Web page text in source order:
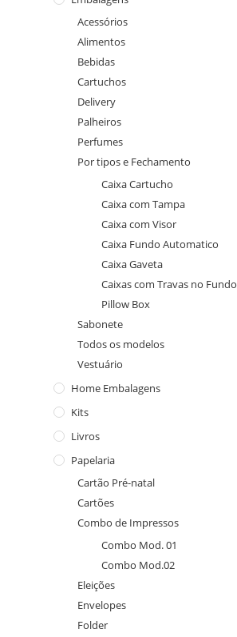
Acessórios
Alimentos
Bebidas
Cartuchos
Delivery
Palheiros
Perfumes
Por tipos e Fechamento
Caixa Cartucho
Caixa com Tampa
Caixa com Visor
Caixa Fundo Automatico
Caixa Gaveta
Caixas com Travas no Fundo
Pillow Box
Sabonete
Todos os modelos
Vestuário
Home Embalagens
Kits
Livros
Papelaria
Cartão Pré-natal
Cartões
Combo de Impressos
Combo Mod. 01
Combo Mod.02
Eleições
Envelopes
Folder